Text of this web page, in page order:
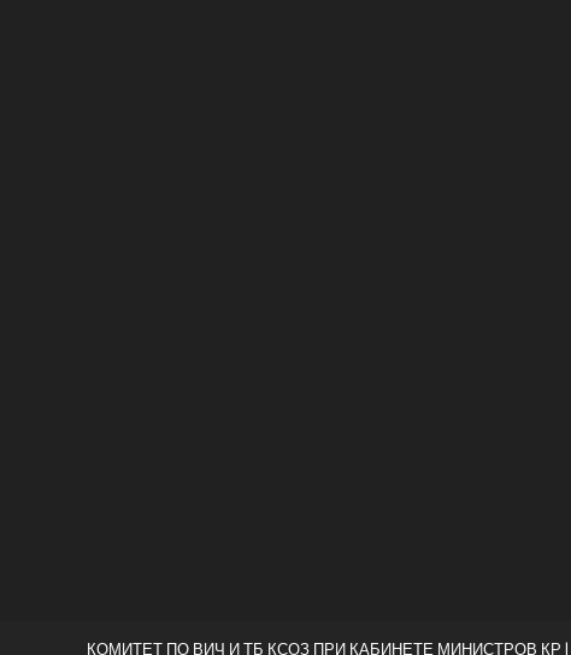
КОМИТЕТ ПО ВИЧ И ТБ КСОЗ ПРИ КАБИНЕТЕ МИНИСТРОВ КР |